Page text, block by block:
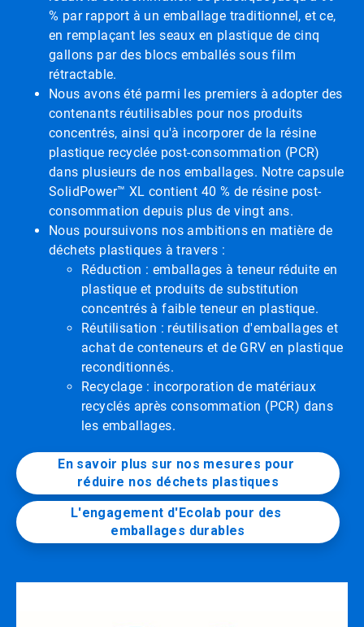
% par rapport à un emballage traditionnel, et ce,
en remplaçant les seaux en plastique de cinq
gallons par des blocs emballés sous film
rétractable.
Nous avons été parmi les premiers à adopter des
contenants réutilisables pour nos produits
concentrés, ainsi qu'à incorporer de la résine
plastique recyclée post-consommation (PCR)
dans plusieurs de nos emballages. Notre capsule
SolidPower™ XL contient 40 % de résine post-
consommation depuis plus de vingt ans.
Nous poursuivons nos ambitions en matière de
déchets plastiques à travers :
Réduction : emballages à teneur réduite en
plastique et produits de substitution
concentrés à faible teneur en plastique.
Réutilisation : réutilisation d'emballages et
achat de conteneurs et de GRV en plastique
reconditionnés.
Recyclage : incorporation de matériaux
recyclés après consommation (PCR) dans
les emballages.
En savoir plus sur nos mesures pour
réduire nos déchets plastiques
L'engagement d'Ecolab pour des
emballages durables